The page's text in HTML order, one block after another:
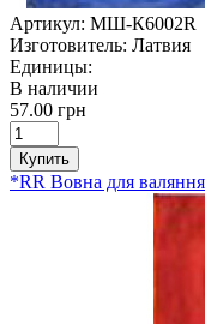
Артикул: МШ-К6002R
Изготовитель: Латвия
Единицы:
В наличии
57.00 грн
Купить
*RR Вовна для